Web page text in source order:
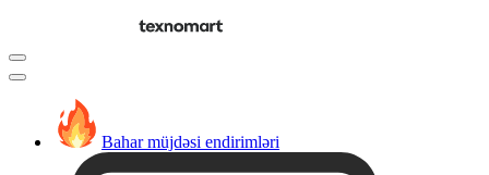
Bahar müjdəsi endirimləri